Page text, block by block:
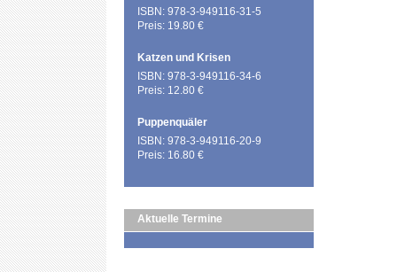
ISBN: 978-3-949116-31-5
Preis: 19.80 €
Katzen und Krisen
ISBN: 978-3-949116-34-6
Preis: 12.80 €
Puppenquäler
ISBN: 978-3-949116-20-9
Preis: 16.80 €
Aktuelle Termine